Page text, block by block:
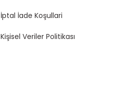
İptal İade Koşullari
Kişisel Veriler Politikası